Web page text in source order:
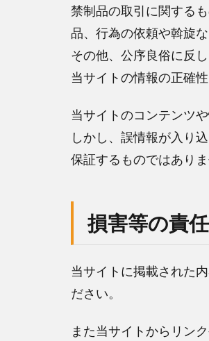
禁制品の取引に関する
品、行為の依頼や斡旋
その他、公序良俗に反
当サイトの情報の正確
当サイトのコンテンツ
しかし、誤情報が入り
保証するものではあり
損害等の責
当サイトに掲載された
ださい。
また当サイトからリン